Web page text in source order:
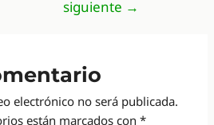
siguiente →
electrónico no será publicada.
están marcados con*